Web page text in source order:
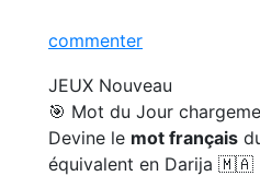
commenter
JEUX Nouveau
🎯 Mot du Jour
Devine le mot français
équivalent en Darija 🇲🇦